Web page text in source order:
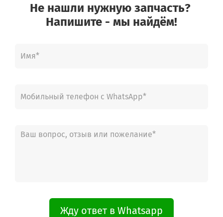
Не нашли нужную запчасть?
Напишите - мы найдём!
Жду ответ в Whatsapp